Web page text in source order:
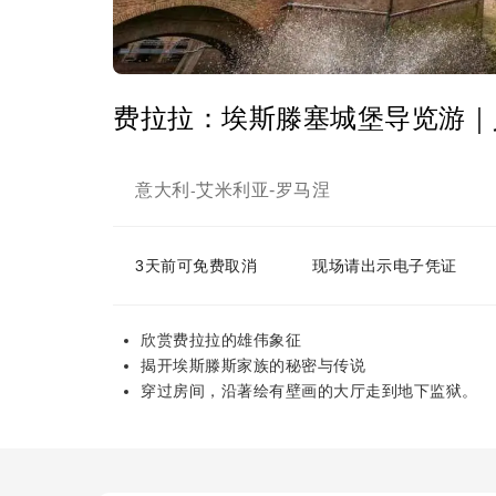
费拉拉：埃斯滕塞城堡导览游
意大利 -艾米利亚-罗马涅
3天前可免费取消 现场请出示电子凭证
欣赏费拉拉的雄伟象征
揭开埃斯滕斯家族的秘密与传说
穿过房间，沿著绘有壁画的大厅走到地下监狱。